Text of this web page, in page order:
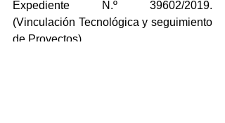
Expediente N.º 39602/2019.
(Vinculación Tecnológica y seguimiento
de Proyectos).